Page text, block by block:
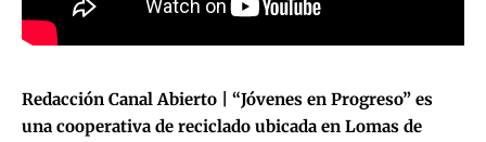
Redacción Canal Abierto |
“Jóvenes en Progreso” es
una cooperativa de reciclado ubicada en Lomas de